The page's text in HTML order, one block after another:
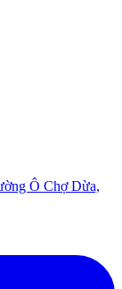
Ô Chợ Dừa,